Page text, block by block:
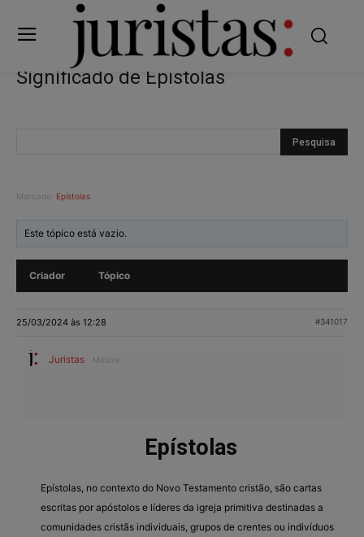
Significado de Epístolas
Marcado: Epístolas
Este tópico está vazio.
Criador Tópico
25/03/2024 às 12:28 #341017
Juristas Mestre
Epístolas
Epístolas, no contexto do Novo Testamento cristão, são cartas
escritas por apóstolos e líderes da igreja primitiva destinadas a
comunidades cristãs individuais, grupos de crentes ou indivíduos